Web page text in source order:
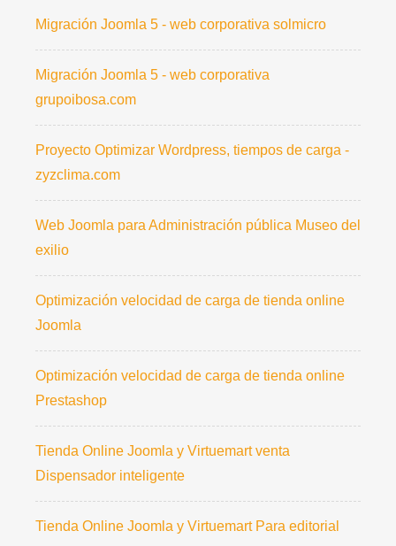
Migración Joomla 5 - web corporativa solmicro
Migración Joomla 5 - web corporativa
grupoibosa.com
Proyecto Optimizar Wordpress, tiempos de carga -
zyzclima.com
Web Joomla para Administración pública Museo del
exilio
Optimización velocidad de carga de tienda online
Joomla
Optimización velocidad de carga de tienda online
Prestashop
Tienda Online Joomla y Virtuemart venta
Dispensador inteligente
Tienda Online Joomla y Virtuemart Para editorial